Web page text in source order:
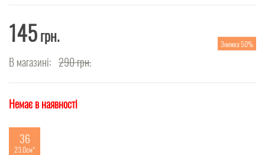
145грн.
В магазині: 290грн.
Знижка 50%
Немає в наявності
36
23.0см